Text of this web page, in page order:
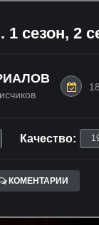
1 сезон, 2
Качество:
КОМЕНТАРИИ